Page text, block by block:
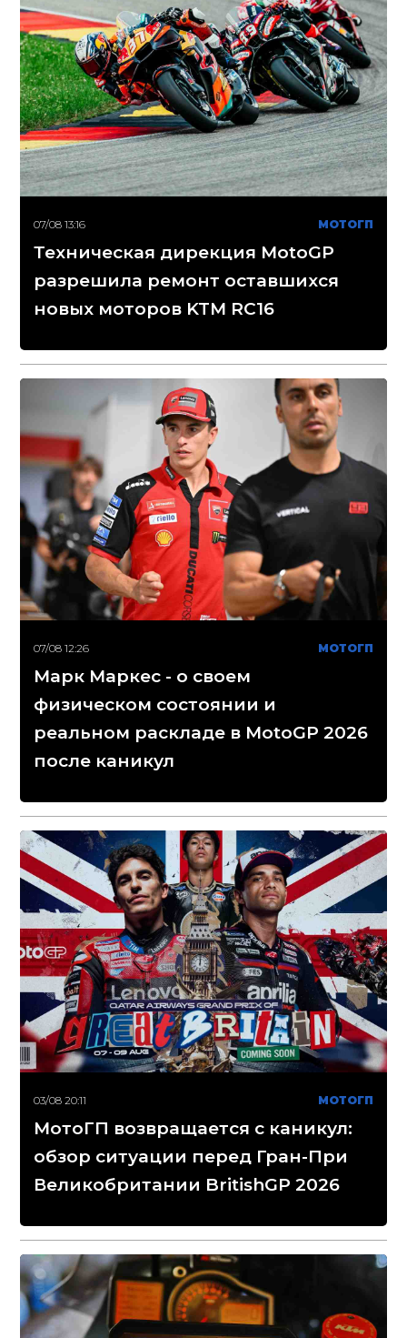
07/08 13:16 МОТОГП
Техническая дирекция MotoGP
разрешила ремонт оставшихся
новых моторов KTM RC16
07/08 12:26 МОТОГП
Марк Маркес - о своем
физическом состоянии и
реальном раскладе в MotoGP 2026
после каникул
03/08 20:11 МОТОГП
МотоГП возвращается с каникул:
обзор ситуации перед Гран-При
Великобритании BritishGP 2026